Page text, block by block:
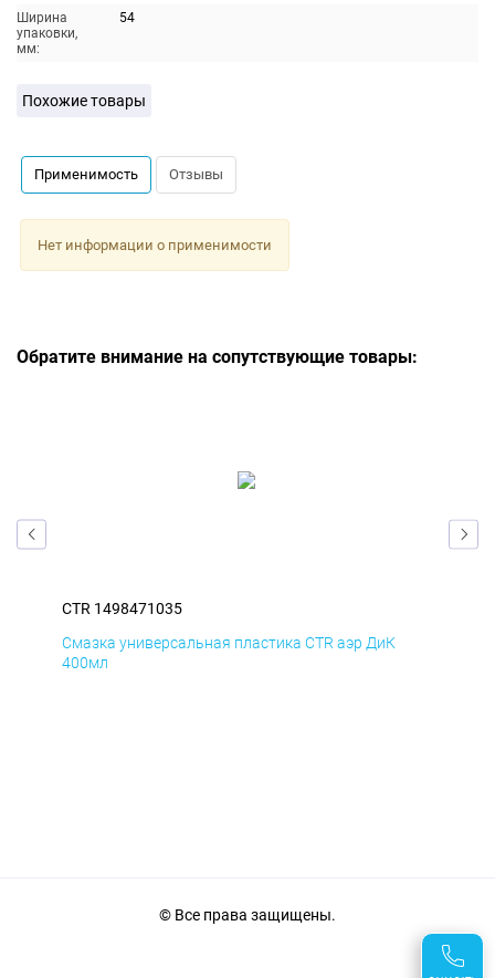
Ширина
упаковки,
мм:
54
Похожие товары
Применимость Отзывы
Нет информации о применимости
Обратите внимание на сопутствующие товары:
CTR 1498471035
Смазка универсальная пластика CTR аэр ДиК
400мл
© Все права защищены.